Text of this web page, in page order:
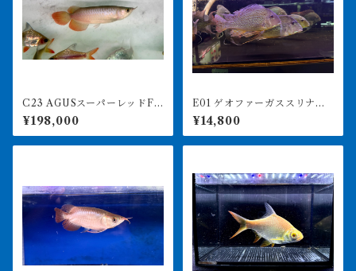
C23 AGUSスーパーレッドF4
19㎝前後 PT.ARWANA LE
STARI アジアアロワナ 紅
龍 260-005131
¥198,000
E01 ゲオファーガススリナメ
ンシス 24-26㎝前後 大き
め レッドゲオファーガス
¥14,800